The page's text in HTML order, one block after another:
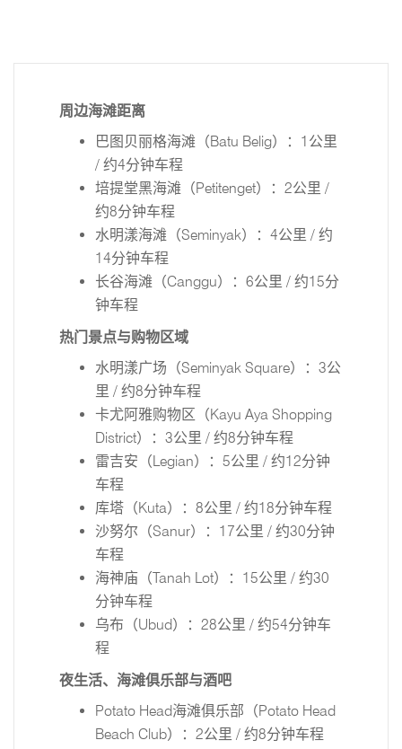
周边海滩距离
巴图贝丽格海滩（Batu Belig）：1公里
/ 约4分钟车程
培提堂黑海滩（Petitenget）：2公里 /
约8分钟车程
水明漾海滩（Seminyak）：4公里 / 约
14分钟车程
长谷海滩（Canggu）：6公里 / 约15分
钟车程
热门景点与购物区域
水明漾广场（Seminyak Square）：3公
里 / 约8分钟车程
卡尤阿雅购物区（Kayu Aya Shopping
District）：3公里 / 约8分钟车程
雷吉安（Legian）：5公里 / 约12分钟
车程
库塔（Kuta）：8公里 / 约18分钟车程
沙努尔（Sanur）：17公里 / 约30分钟
车程
海神庙（Tanah Lot）：15公里 / 约30
分钟车程
乌布（Ubud）：28公里 / 约54分钟车
程
夜生活、海滩俱乐部与酒吧
Potato Head海滩俱乐部（Potato Head
Beach Club）：2公里 / 约8分钟车程